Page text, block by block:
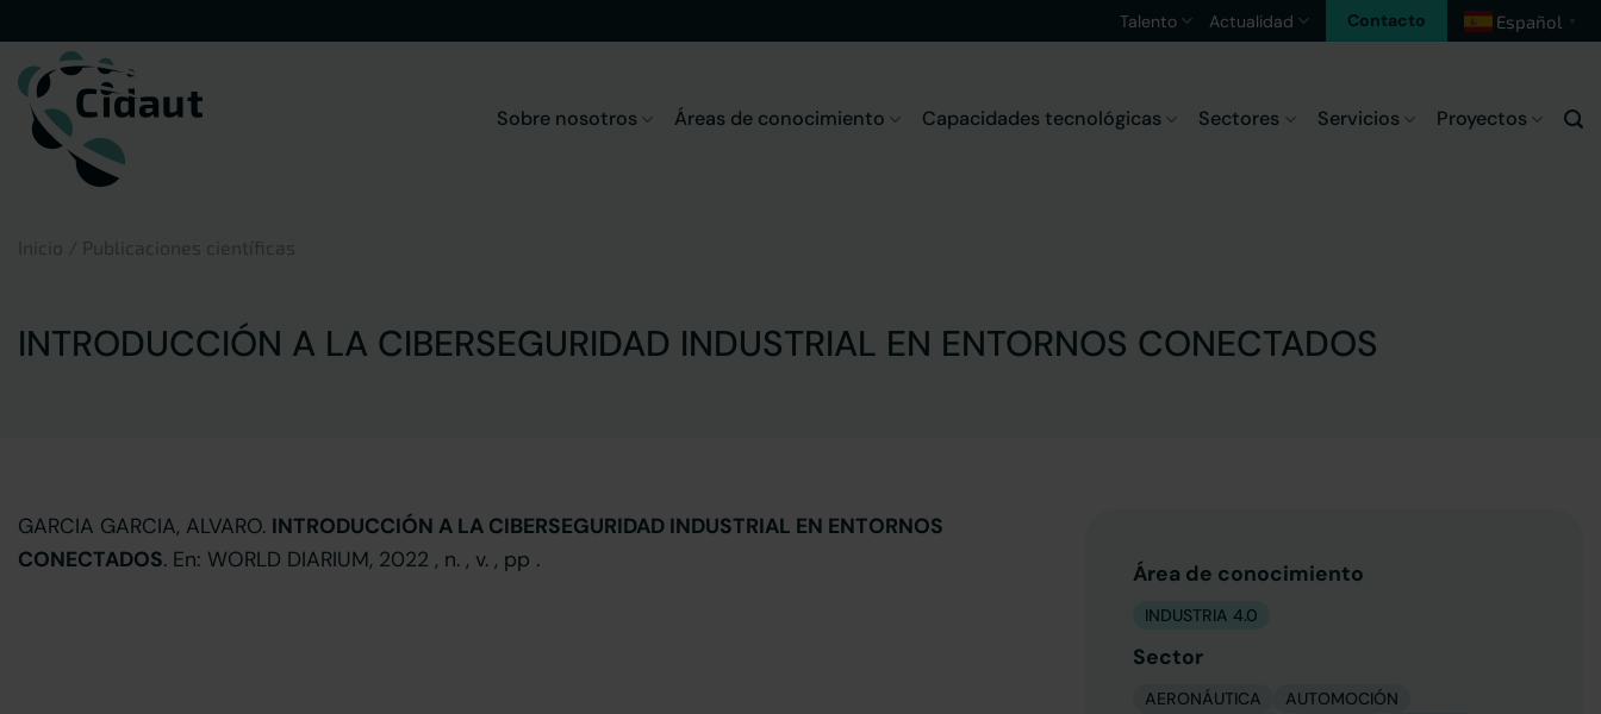
al
contenido
Talento Actualidad Contacto Español ▼
Sobre nosotros Áreas de conocimiento Capacidades tecnológicas Sectores Servicios Proyectos
Inicio Publicaciones científicas
INTRODUCCIÓN A LA CIBERSEGURIDAD INDUSTRIAL EN ENTORNOS CONECTADOS
GARCIA GARCIA, ALVARO. INTRODUCCIÓN A LA CIBERSEGURIDAD INDUSTRIAL EN ENTORNOS
CONECTADOS. En: WORLD DIARIUM, 2022 , n. , v. , pp .
Área de conocimiento
INDUSTRIA 4.0
Sector
AERONÁUTICA
AUTOMOCIÓN